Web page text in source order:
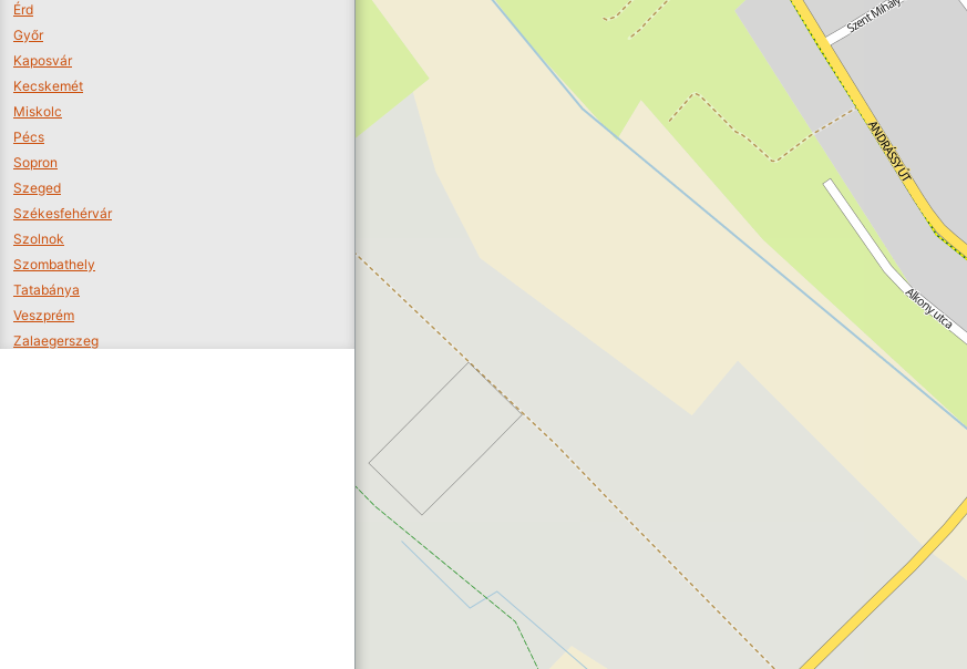
Érd
Győr
Kaposvár
Kecskemét
Miskolc
Pécs
Sopron
Szeged
Székesfehérvár
Szolnok
Szombathely
Tatabánya
Veszprém
Zalaegerszeg